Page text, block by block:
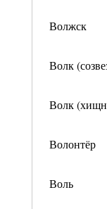
Волжск
Волк
Волк
Волонтёр
Воль